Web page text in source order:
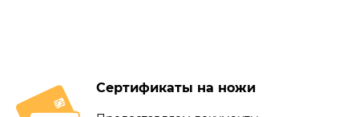
Сертификаты на ножи